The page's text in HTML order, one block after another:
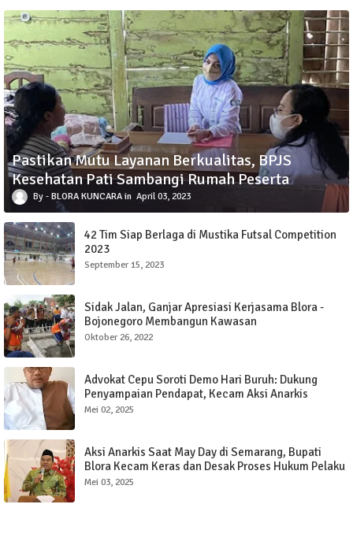
Pastikan Mutu Layanan Berkualitas, BPJS
Kesehatan Pati Sambangi Rumah Peserta
BLORA KUNCARA April 03, 2023
42 Tim Siap Berlaga di Mustika Futsal Competition
2023
September 15, 2023
Sidak Jalan, Ganjar Apresiasi Kerjasama Blora -
Bojonegoro Membangun Kawasan
Oktober 26, 2022
Advokat Cepu Soroti Demo Hari Buruh: Dukung
Penyampaian Pendapat, Kecam Aksi Anarkis
Mei 02, 2025
Aksi Anarkis Saat May Day di Semarang, Bupati
Blora Kecam Keras dan Desak Proses Hukum Pelaku
Mei 03, 2025